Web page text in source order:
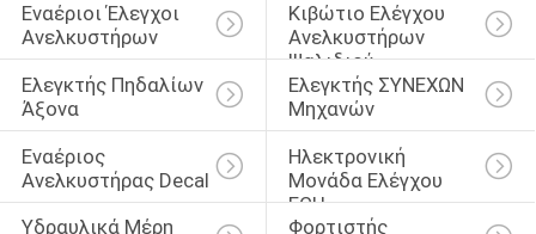
Εναέριοι Έλεγχοι
Ανελκυστήρων
Κιβώτιο Ελέγχου
Ανελκυστήρων
Ψαλιδιού
Ελεγκτής Πηδαλίων
Άξονα
Ελεγκτής ΣΥΝΕΧΩΝ
Μηχανών
Εναέριος
Ανελκυστήρας Decal
Ηλεκτρονική
Μονάδα Ελέγχου
ECU
Υδραυλικά Μέρη
Φορτιστής